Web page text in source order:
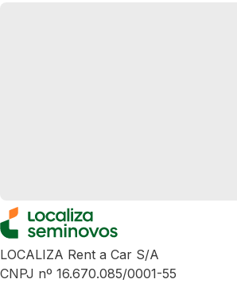
LOCALIZA Rent a Car S/A
CNPJ nº 16.670.085/0001-55